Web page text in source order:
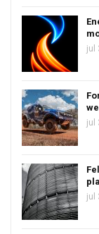
jul
jul
jul